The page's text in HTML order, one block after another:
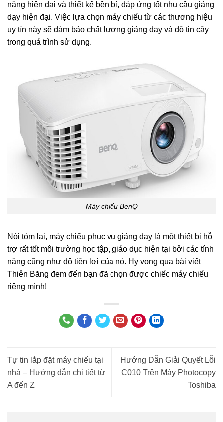
năng hiện đại và thiết kế bền bỉ, đáp ứng tốt nhu cầu giảng
dạy hiện đại. Việc lựa chọn máy chiếu từ các thương hiệu
uy tín này sẽ đảm bảo chất lượng giảng dạy và độ tin cậy
trong quá trình sử dụng.
Máy chiếu BenQ
Nói tóm lại, máy chiếu phục vụ giảng dạy là một thiết bị hỗ
trợ rất tốt môi trường học tập, giáo dục hiện tại bởi các tính
năng cũng như độ tiện lợi của nó. Hy vọng qua bài viết
Thiên Băng đem đến bạn đã chọn được chiếc máy chiếu
riêng mình!
Tự tin lắp đặt máy chiếu tại
nhà – Hướng dẫn chi tiết từ
A đến Z
Hướng Dẫn Giải Quyết Lỗi
C010 Trên Máy Photocopy
Toshiba